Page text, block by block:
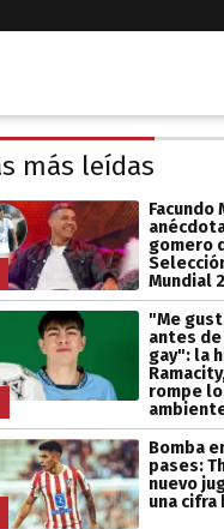
más leídas
Facundo
gomero
Mundial
"Me
antes
gay": la
rompe
Bomba
pases:
nuevo
una